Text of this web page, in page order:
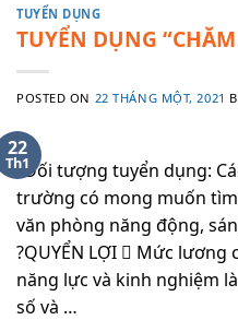
TUYỂN DỤNG
TUYỂN DỤNG
POSTED ON 22 THÁNG MỘT, 2021
22
Th1?Đối tượng tuyển dụng:
trường có mong muốn
văn phòng năng động,
?QUYỂN LỢI  Mức
năng lực và kinh nghiệm
số và …